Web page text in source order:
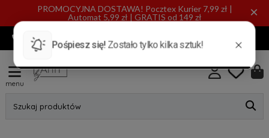
PROMOCYJNA DOSTAWA! Pocztex Kurier 7,99 zł |
Automat 5,99 zł | GRATIS od 149 zł
×
720 885 553
menu
Szukaj produktów